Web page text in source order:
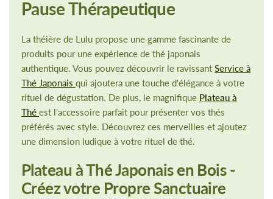
Pause Thérapeutique
La théière de Lulu propose une gamme fascinante de
produits pour une expérience de thé japonais
authentique. Vous pouvez découvrir le ravissantService à
Thé Japonaisqui ajoutera une touche d'élégance à votre
rituel de dégustation. De plus, le magnifique Plateau à
Thé est l'accessoire parfait pour présenter vos thés
préférés avec style. Découvrez ces merveilles et ajoutez
une dimension ludique à votre rituel de thé.
Plateau à Thé Japonais en Bois -
Créez votre Propre Sanctuaire